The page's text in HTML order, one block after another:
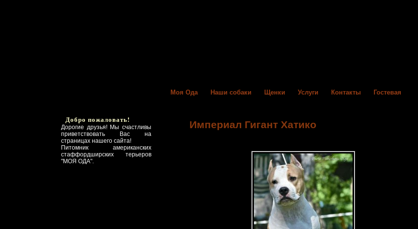
Моя Ода Наши собаки Щенки Услуги Контакты Гостевая
Добро пожаловать!
Дорогие друзья! Мы счастливы
приветствовать Вас на
страницах нашего сайта!
Питомник американских
стаффордширских терьеров
"МОЯ ОДА".
Империал Гигант Хатико